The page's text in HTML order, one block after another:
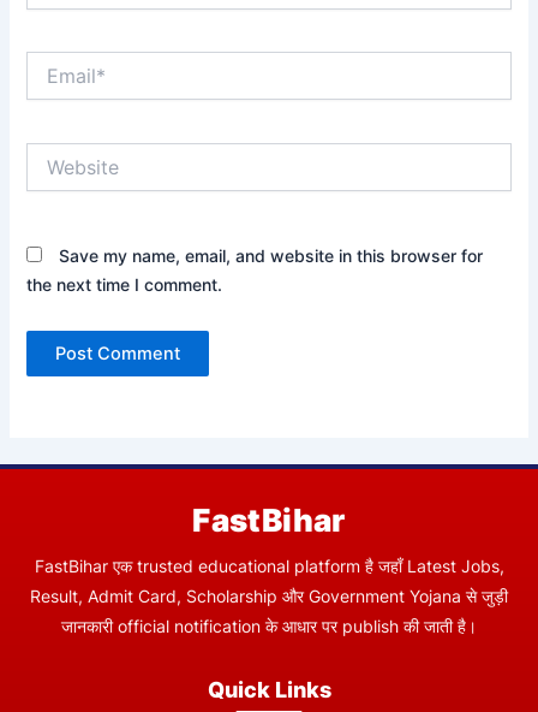
Save my name, email, and website in this browser for
the next time I comment.
FastBihar
FastBihar एक trusted educational platform है जहाँ Latest Jobs,
Result, Admit Card, Scholarship और Government Yojana से जुड़ी
जानकारी official notification के आधार पर publish की जाती है।
Quick Links